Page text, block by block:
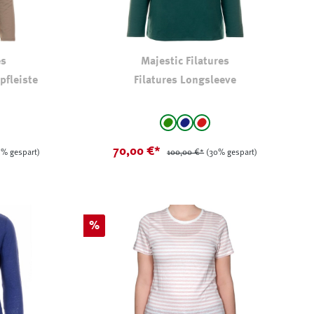
gespart)
Majestic Filatures
Filatures Longsleeve
auswählen
grünNavy
rot
(Diese Option ist zurzeit
70,00 €* 100,00 €* (30% gespart)
Rabatt
%